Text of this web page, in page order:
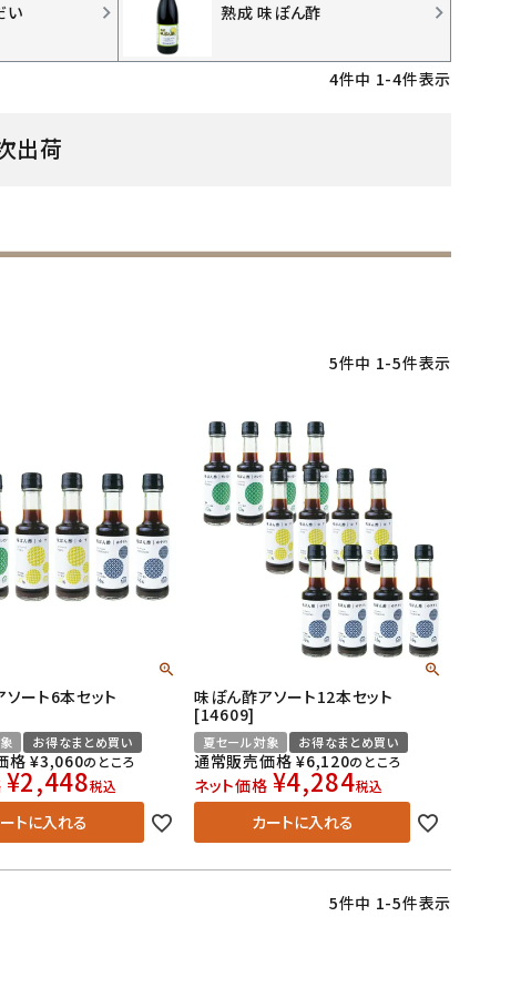
い 熟成 味ぽん酢
4件中 1-4件表示
出荷
5件中 1-5件表示
ート6本セット
お得なまとめ買い
格 ¥3,060のところ
¥2,448税込
トに入れる
味ぽん酢アソート12本セット
[14609]
夏セール対象 お得なまとめ買い
通常販売価格 ¥6,120のところ
ネット価格 ¥4,284税込
カートに入れる
5件中 1-5件表示